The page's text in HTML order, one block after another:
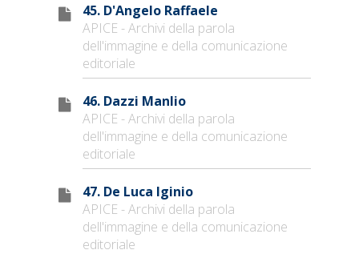
45. D'Angelo Raffaele
APICE - Archivi della parola
dell'immagine e della comunicazione
editoriale
46. Dazzi Manlio
APICE - Archivi della parola
dell'immagine e della comunicazione
editoriale
47. De Luca Iginio
APICE - Archivi della parola
dell'immagine e della comunicazione
editoriale